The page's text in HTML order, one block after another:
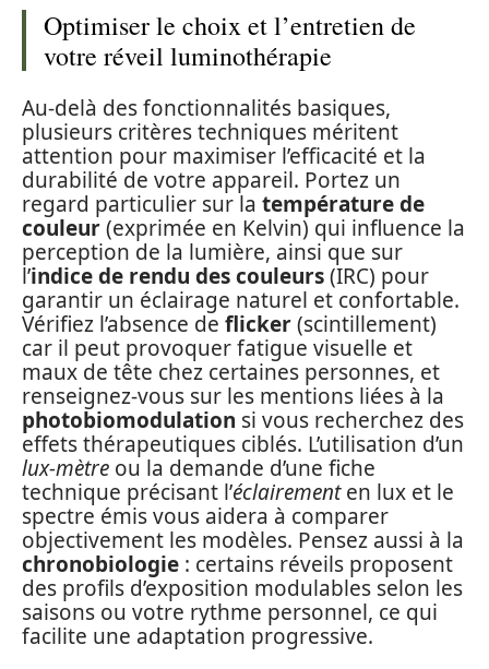
Optimiser le choix et l’entretien de
votre réveil luminothérapie
Au-delà des fonctionnalités basiques,
plusieurs critères techniques méritent
attention pour maximiser l’efficacité et la
durabilité de votre appareil. Portez un
regard particulier sur la température de
couleur(exprimée en Kelvin) qui influence la
perception de la lumière, ainsi que sur
l’indice de rendu des couleurs(IRC) pour
garantir un éclairage naturel et confortable.
Vérifiez l’absence de flicker(scintillement)
car il peut provoquer fatigue visuelle et
maux de tête chez certaines personnes, et
renseignez-vous sur les mentions liées à la
photobiomodulation si vous recherchez des
effets thérapeutiques ciblés. L’utilisation d’un
lux-mètre ou la demande d’une fiche
technique précisant l’éclairementen lux et le
spectre émis vous aidera à comparer
objectivement les modèles. Pensez aussi à la
chronobiologie : certains réveils proposent
des profils d’exposition modulables selon les
saisons ou votre rythme personnel, ce qui
facilite une adaptation progressive.